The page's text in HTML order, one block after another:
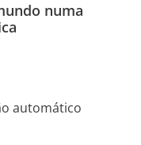
numa